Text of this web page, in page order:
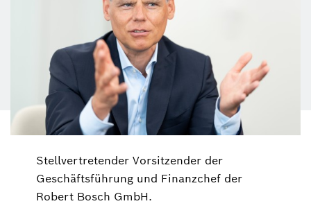
Stellvertretender Vorsitzender der
Geschäftsführung und Finanzchef der
Robert Bosch GmbH.